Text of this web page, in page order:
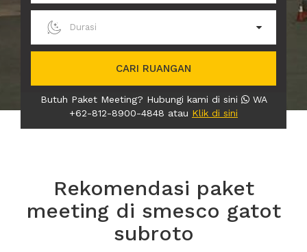
Durasi
CARI RUANGAN
Butuh Paket Meeting? Hubungi kami di sini
WA
+62-812-8900-4848 atau Klik di sini
Rekomendasi paket
meeting di smesco gatot
subroto